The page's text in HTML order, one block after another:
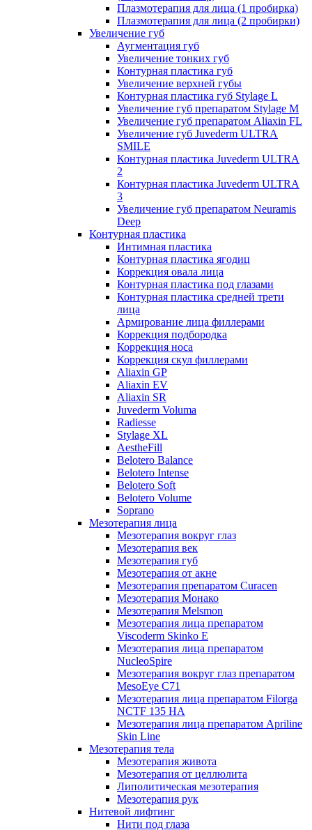
Плазмотерапия для лица (1 пробирка)
Плазмотерапия для лица (2 пробирки)
Увеличение губ
Аугментация губ
Увеличение тонких губ
Контурная пластика губ
Увеличение верхней губы
Контурная пластика губ Stylage L
Увеличение губ препаратом Stylage M
Увеличение губ препаратом Aliaxin FL
Увеличение губ Juvederm ULTRA
SMILE
Контурная пластика Juvederm ULTRA
2
Контурная пластика Juvederm ULTRA
3
Увеличение губ препаратом Neuramis
Deep
Контурная пластика
Интимная пластика
Контурная пластика ягодиц
Коррекция овала лица
Контурная пластика под глазами
Контурная пластика средней трети
лица
Армирование лица филлерами
Коррекция подбородка
Коррекция носа
Коррекция скул филлерами
Aliaxin GP
Aliaxin EV
Aliaxin SR
Juvederm Voluma
Radiesse
Stylage XL
AestheFill
Belotero Balance
Belotero Intense
Belotero Soft
Belotero Volume
Soprano
Мезотерапия лица
Мезотерапия вокруг глаз
Мезотерапия век
Мезотерапия губ
Мезотерапия от акне
Мезотерапия препаратом Curacen
Мезотерапия Монако
Мезотерапия Melsmon
Мезотерапия лица препаратом
Viscoderm Skinko E
Мезотерапия лица препаратом
NucleoSpire
Мезотерапия вокруг глаз препаратом
MesoEye С71
Мезотерапия лица препаратом Filorga
NCTF 135 HA
Мезотерапия лица препаратом Apriline
Skin Line
Мезотерапия тела
Мезотерапия живота
Мезотерапия от целлюлита
Липолитическая мезотерапия
Мезотерапия рук
Нитевой лифтинг
Нити под глаза